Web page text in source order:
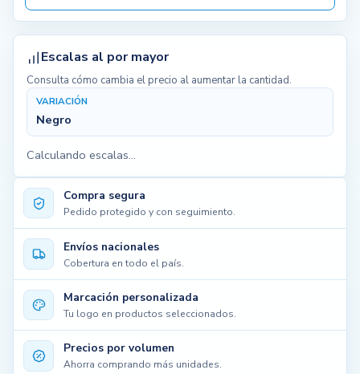
Compra segura
Pedido protegido y con seguimiento.
Envíos nacionales
Cobertura en todo el país.
Marcación personalizada
Tu logo en productos seleccionados.
Precios por volumen
Ahorra comprando más unidades.
Escalas al por mayor
Consulta cómo cambia el precio al aumentar la cantidad.
VARIACIÓN
Negro
Calculando escalas...